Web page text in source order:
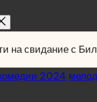
на свидание с
2024